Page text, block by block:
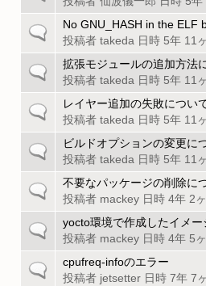
ピ
ッ
の
ト
ピ
ッ
一
の
ト
ピ
ッ
No GNU_HASH in the ELF
投稿者 takeda 日時 5年 11
一
の
ト
ピ
ッ
拡張モジュールの追加方法
投稿者 takeda 日時 5年 11
一
の
ト
ピ
ッ
レイヤー追加の失敗につい
投稿者 takeda 日時 5年 11
一
の
ト
ピ
ッ
ビルドオプションの変更に
投稿者 takeda 日時 5年 11
一
の
ト
ピ
ッ
不要なパッケージの削除に
投稿者 mackey 日時 4年 2
一
の
ト
yocto環境で作成したイメ
投稿者 mackey 日時 4年 5
一
cpufreq-infoのエラー
投稿者 jetsetter 日時 7年 7